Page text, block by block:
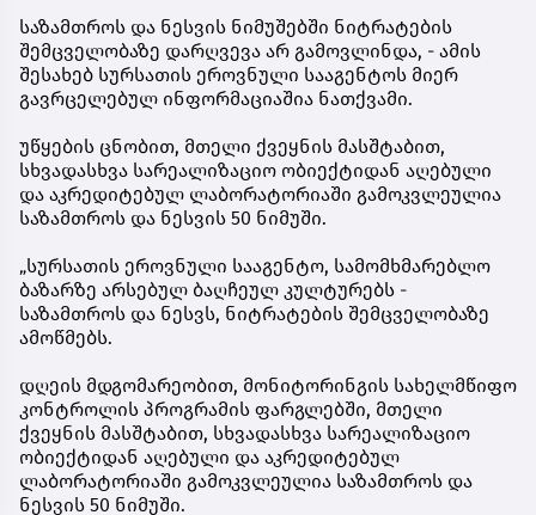
საზამთროს და ნესვის ნიმუშებში ნიტრატების
შემცველობაზე დარღვევა არ გამოვლინდა, - ამის
შესახებ სურსათის ეროვნული სააგენტოს მიერ
გავრცელებულ ინფორმაციაშია ნათქვამი.
უწყების ცნობით, მთელი ქვეყნის მასშტაბით,
სხვადასხვა სარეალიზაციო ობიექტიდან აღებული
და აკრედიტებულ ლაბორატორიაში გამოკვლეულია
საზამთროს და ნესვის 50 ნიმუში.
„სურსათის ეროვნული სააგენტო, სამომხმარებლო
ბაზარზე არსებულ ბაღჩეულ კულტურებს -
საზამთროს და ნესვს, ნიტრატების შემცველობაზე
ამოწმებს.
დღეის მდგომარეობით, მონიტორინგის სახელმწიფო
კონტროლის პროგრამის ფარგლებში, მთელი
ქვეყნის მასშტაბით, სხვადასხვა სარეალიზაციო
ობიექტიდან აღებული და აკრედიტებულ
ლაბორატორიაში გამოკვლეულია საზამთროს და
ნესვის 50 ნიმუში.